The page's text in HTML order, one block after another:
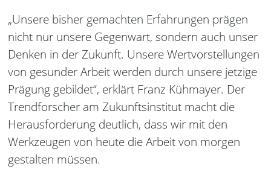
„Unsere bisher gemachten Erfahrungen prägen
nicht nur unsere Gegenwart, sondern auch unser
Denken in der Zukunft. Unsere Wertvorstellungen
von gesunder Arbeit werden durch unsere jetzige
Prägung gebildet“, erklärt Franz Kühmayer. Der
Trendforscher am Zukunftsinstitut macht die
Herausforderung deutlich, dass wir mit den
Werkzeugen von heute die Arbeit von morgen
gestalten müssen.